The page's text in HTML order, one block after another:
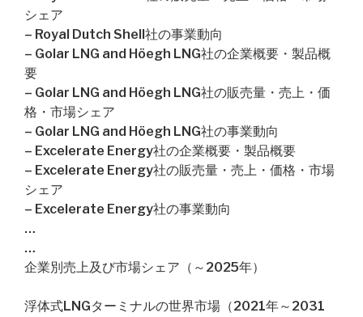
シェア
– Royal Dutch Shell社の事業動向
– Golar LNG and Höegh LNG社の企業概要・製品概
要
– Golar LNG and Höegh LNG社の販売量・売上・価
格・市場シェア
– Golar LNG and Höegh LNG社の事業動向
– Excelerate Energy社の企業概要・製品概要
– Excelerate Energy社の販売量・売上・価格・市場
シェア
– Excelerate Energy社の事業動向
…
…
企業別売上及び市場シェア（～2025年）
浮体式LNGターミナルの世界市場（2021年～2031